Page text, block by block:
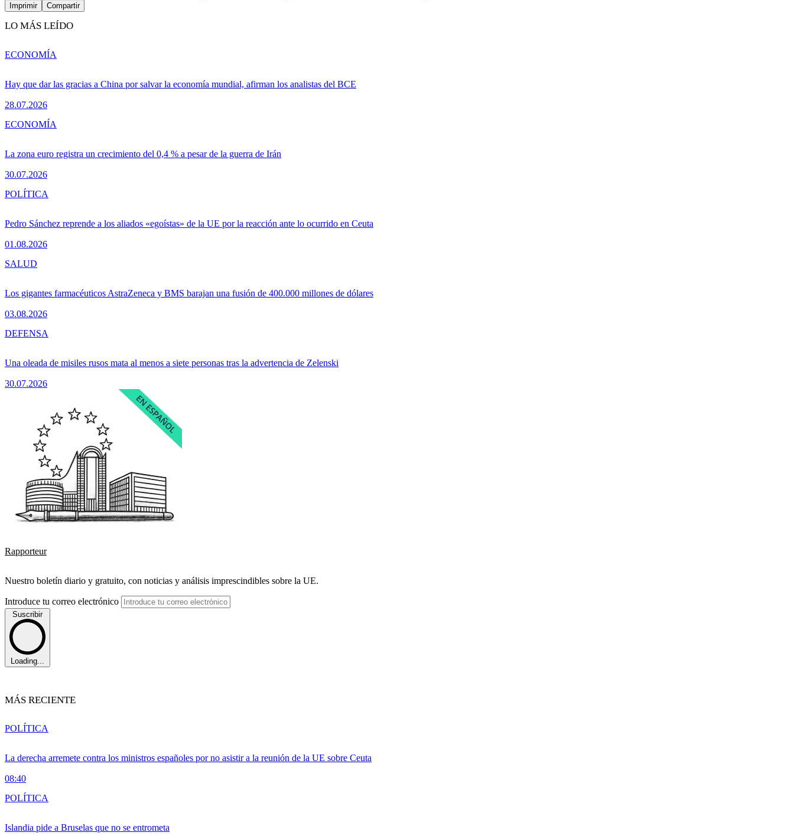
Imprimir Compartir
LO MÁS LEÍDO
Hay que dar las gracias a China por salvar la economía mundial, afirman los analistas del BCE
28.07.2026
ECONOMÍA
La zona euro registra un crecimiento del 0,4 % a pesar de la guerra de Irán
30.07.2026
ECONOMÍA
Pedro Sánchez reprende a los aliados «egoístas» de la UE por la reacción ante lo ocurrido en Ceuta
01.08.2026
POLÍTICA
Los gigantes farmacéuticos AstraZeneca y BMS barajan una fusión de 400.000 millones de dólares
03.08.2026
SALUD
Una oleada de misiles rusos mata al menos a siete personas tras la advertencia de Zelenski
30.07.2026
DEFENSA
Rapporteur
Nuestro boletín diario y gratuito, con noticias y análisis imprescindibles sobre la UE.
Introduce tu correo electrónico
Suscribir
Loading...
MÁS RECIENTE
La derecha arremete contra los ministros españoles por no asistir a la reunión de la UE sobre Ceuta
08:40
POLÍTICA
Islandia pide a Bruselas que no se entrometa
POLÍTICA